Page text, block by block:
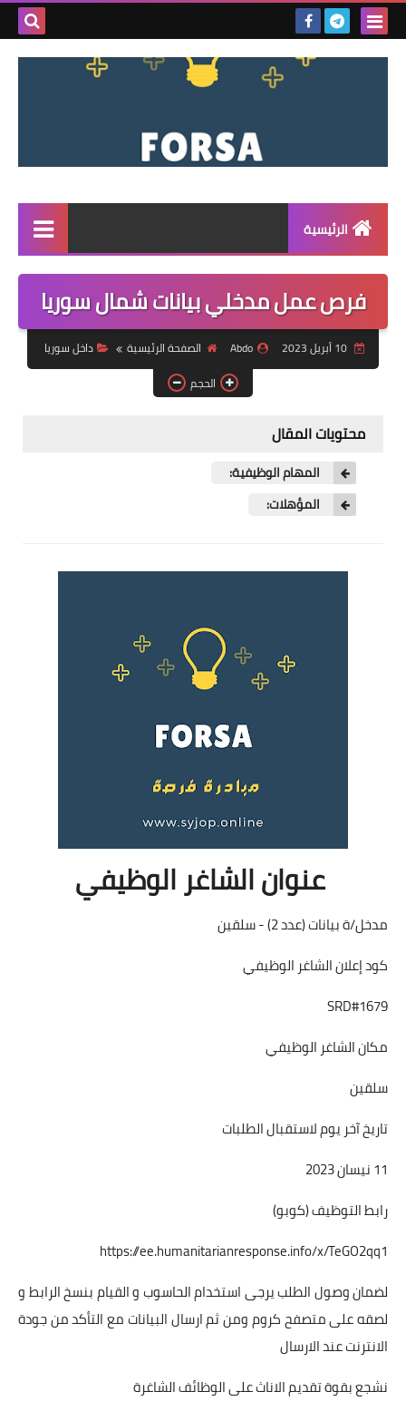
بحث
الرئيسية
القائمة
مناقصات
فرص عمل داخل سوريا
فرص عمل في تركيا
فرص عمل مدخلي بيانات شمال سوريا
10 أبريل 2023 Abdo الصفحة الرئيسية
داخل سوريا
الحجم
محتويات المقال
المهام الوظيفية:
المؤهلات:
عنوان الشاغر الوظيفي
مدخل/ة بيانات (عدد 2) - سلقين
كود إعلان الشاغر الوظيفي
SRD#1679
مكان الشاغر الوظيفي
سلقين
تاريخ آخر يوم لاستقبال الطلبات
11 نيسان 2023
رابط التوظيف (كوبو)
https://ee.humanitarianresponse.info/x/TeGO2qq1
لضمان وصول الطلب يرجى استخدام الحاسوب و القيام بنسخ الرابط و
لصقه على متصفح كروم ومن ثم ارسال البيانات مع التأكد من جودة
الانترنت عند الارسال
نشجع بقوة تقديم الاناث على الوظائف الشاغرة